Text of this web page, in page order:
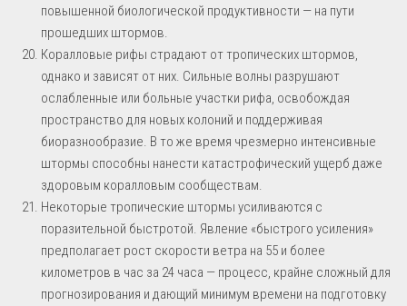
повышенной биологической продуктивности — на пути
прошедших штормов.
Коралловые рифы страдают от тропических штормов,
однако и зависят от них. Сильные волны разрушают
ослабленные или больные участки рифа, освобождая
пространство для новых колоний и поддерживая
биоразнообразие. В то же время чрезмерно интенсивные
штормы способны нанести катастрофический ущерб даже
здоровым коралловым сообществам.
Некоторые тропические штормы усиливаются с
поразительной быстротой. Явление «быстрого усиления»
предполагает рост скорости ветра на 55 и более
километров в час за 24 часа — процесс, крайне сложный для
прогнозирования и дающий минимум времени на подготовку